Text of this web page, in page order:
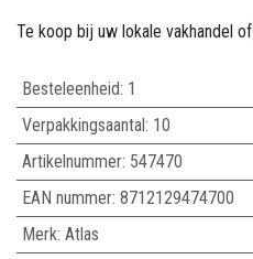
Te koop bij uw lokale vakhandel of
Besteleenheid: 1
Verpakkingsaantal: 10
Artikelnummer: 547470
EAN nummer: 8712129474700
Merk: Atlas